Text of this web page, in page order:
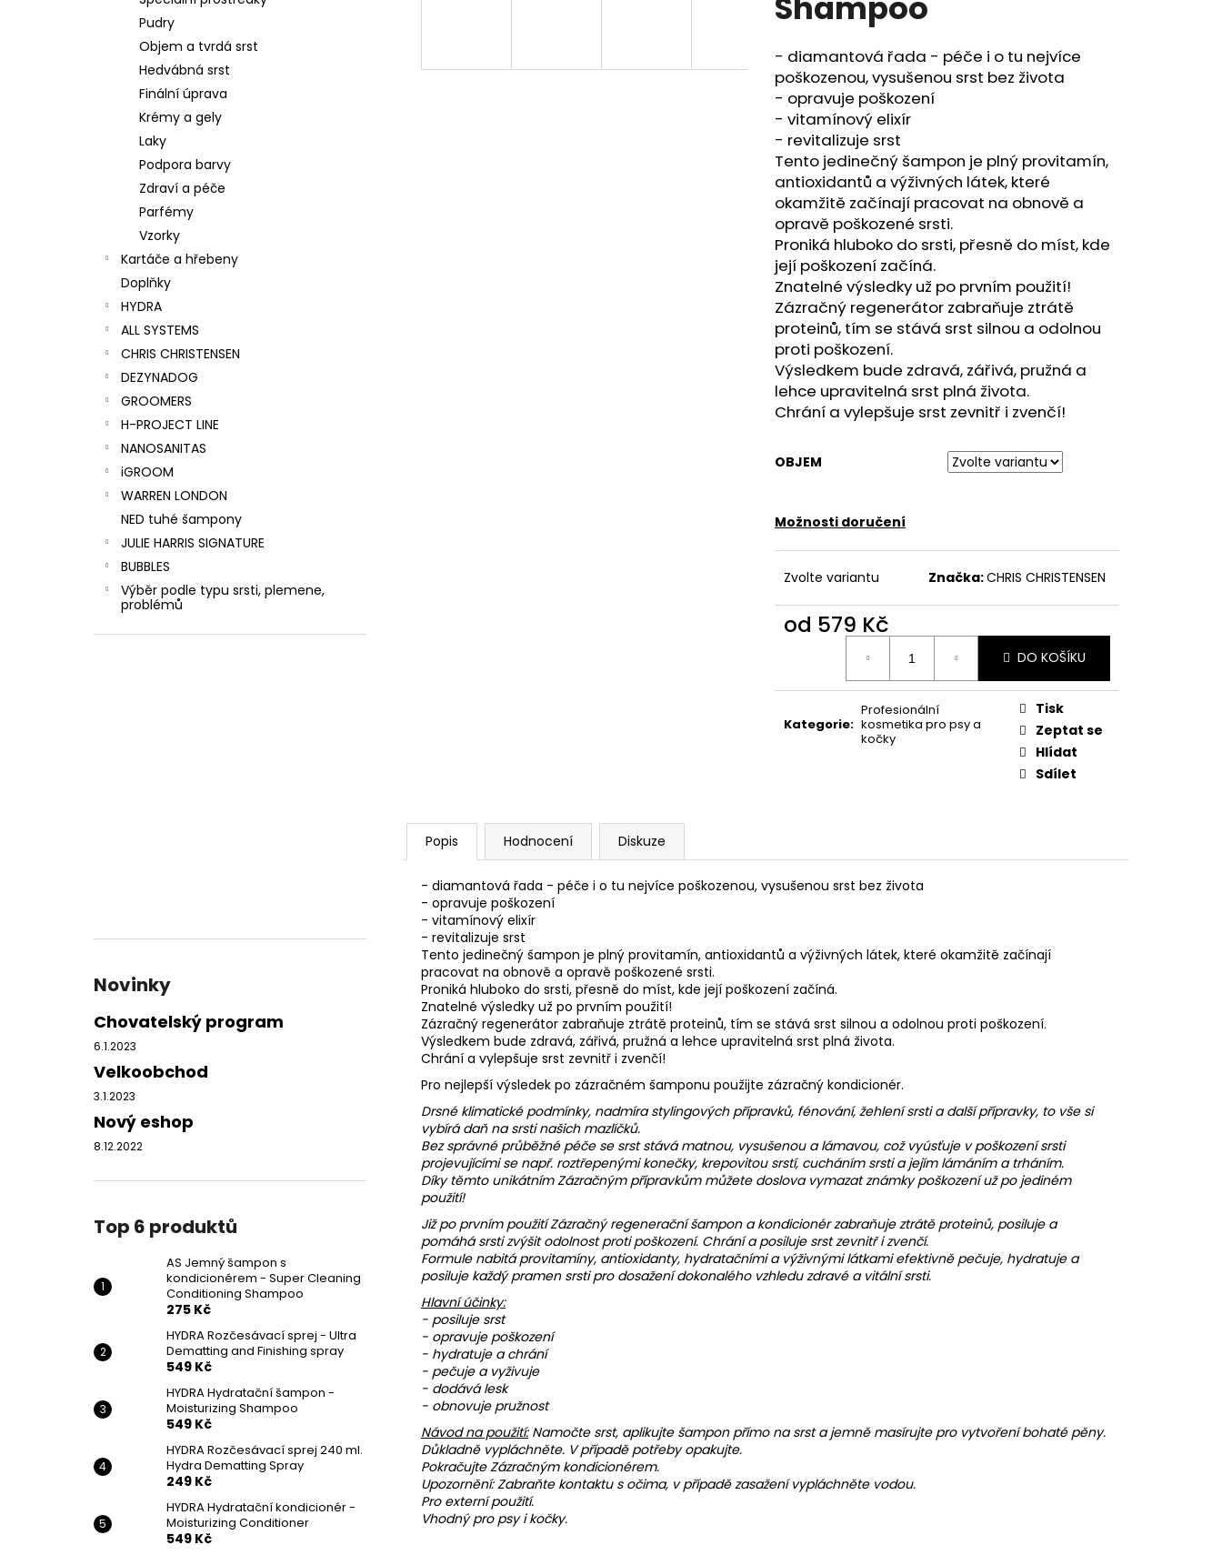
Pudry
Objem a tvrdá srst
Hedvábná srst
Finální úprava
Krémy a gely
Laky
Podpora barvy
Zdraví a péče
Parfémy
Vzorky
Kartáče a hřebeny
Doplňky
HYDRA
ALL SYSTEMS
CHRIS CHRISTENSEN
DEZYNADOG
GROOMERS
H-PROJECT LINE
NANOSANITAS
iGROOM
WARREN LONDON
NED tuhé šampony
JULIE HARRIS SIGNATURE
BUBBLES
Výběr podle typu srsti, plemene,
problémů
Novinky
Chovatelský program
6.1.2023
Velkoobchod
3.1.2023
Nový eshop
8.12.2022
Top 6 produktů
AS Jemný šampon s
kondicionérem - Super Cleaning
Conditioning Shampoo
275 Kč
HYDRA Rozčesávací sprej - Ultra
Dematting and Finishing spray
549 Kč
HYDRA Hydratační šampon -
Moisturizing Shampoo
549 Kč
HYDRA Rozčesávací sprej 240 ml.
Hydra Dematting Spray
249 Kč
HYDRA Hydratační kondicionér -
Moisturizing Conditioner
549 Kč
- diamantová řada - péče i o tu nejvíce
poškozenou, vysušenou srst bez života
- opravuje poškození
- vitamínový elixír
- revitalizuje srst
Tento jedinečný šampon je plný provitamín,
antioxidantů a výživných látek, které
okamžitě začínají pracovat na obnově a
opravě poškozené srsti.
Proniká hluboko do srsti, přesně do míst, kde
její poškození začíná.
Znatelné výsledky už po prvním použití!
Zázračný regenerátor zabraňuje ztrátě
proteinů, tím se stává srst silnou a odolnou
proti poškození.
Výsledkem bude zdravá, zářivá, pružná a
lehce upravitelná srst plná života.
Chrání a vylepšuje srst zevnitř i zvenčí!
OBJEM
Možnosti doručení
Zvolte variantu Značka:CHRIS CHRISTENSEN
od 579 Kč
DO KOŠÍKU
Kategorie:
Profesionální
kosmetika pro psy a
kočky
Tisk
Zeptat se
Hlídat
Sdílet
Popis Hodnocení Diskuze
- diamantová řada - péče i o tu nejvíce poškozenou, vysušenou srst bez života
- opravuje poškození
- vitamínový elixír
- revitalizuje srst
Tento jedinečný šampon je plný provitamín, antioxidantů a výživných látek, které okamžitě začínají
pracovat na obnově a opravě poškozené srsti.
Proniká hluboko do srsti, přesně do míst, kde její poškození začíná.
Znatelné výsledky už po prvním použití!
Zázračný regenerátor zabraňuje ztrátě proteinů, tím se stává srst silnou a odolnou proti poškození.
Výsledkem bude zdravá, zářivá, pružná a lehce upravitelná srst plná života.
Chrání a vylepšuje srst zevnitř i zvenčí!
Pro nejlepší výsledek po zázračném šamponu použijte zázračný kondicionér.
Drsné klimatické podmínky, nadmíra stylingových přípravků, fénování, žehlení srsti a další přípravky, to vše si
vybírá daň na srsti našich mazlíčků.
Bez správné průběžné péče se srst stává matnou, vysušenou a lámavou, což vyúsťuje v poškození srsti
projevujícími se např. roztřepenými konečky, krepovitou srstí, cucháním srsti a jejím lámáním a trháním.
Díky těmto unikátním Zázračným přípravkům můžete doslova vymazat známky poškození už po jediném
použití!
Již po prvním použití Zázračný regenerační šampon a kondicionér zabraňuje ztrátě proteinů, posiluje a
pomáhá srsti zvýšit odolnost proti poškození. Chrání a posiluje srst zevnitř i zvenčí.
Formule nabitá provitamíny, antioxidanty, hydratačními a výživnými látkami efektivně pečuje, hydratuje a
posiluje každý pramen srsti pro dosažení dokonalého vzhledu zdravé a vitální srsti.
Hlavní účinky:
- posiluje srst
- opravuje poškození
- hydratuje a chrání
- pečuje a vyživuje
- dodává lesk
- obnovuje pružnost
Návod na použití:Namočte srst, aplikujte šampon přímo na srst a jemně masírujte pro vytvoření bohaté pěny.
Důkladně vypláchněte. V případě potřeby opakujte.
Pokračujte Zázračným kondicionérem.
Upozornění: Zabraňte kontaktu s očima, v případě zasažení vypláchněte vodou.
Pro externí použití.
Vhodný pro psy i kočky.
SHAMPOO
275 Kč